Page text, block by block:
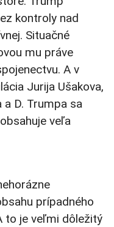
kontroly nad
Situačné
mu práve
A v
Jurija Ušakova,
D. Trumpa sa
veľa
prípadného
to je veľmi dôležitý